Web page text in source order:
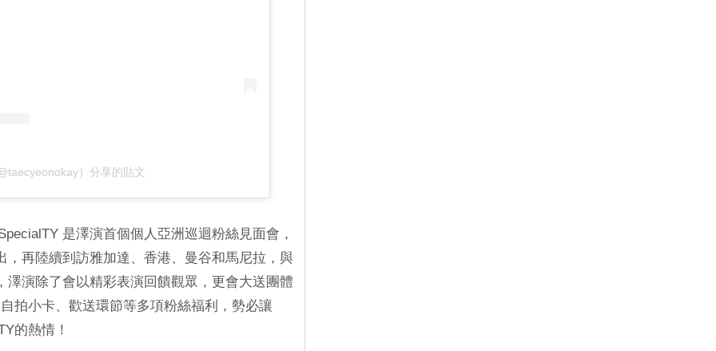
）分享的貼文
是澤演首個個人亞洲巡迴粉絲見面會，
，再陸續到訪雅加達、香港、曼谷和馬尼拉，與
澤演除了會以精彩表演回饋觀眾，更會大送團體
拍小卡、歡送環節等多項粉絲福利，勢必讓
的熱情！